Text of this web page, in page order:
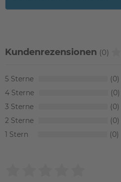
Kundenrezensionen (0)
5
0
4
0
3
0
2
0
1
0